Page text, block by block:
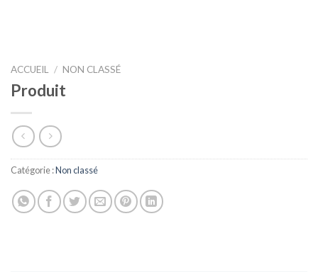
ACCUEIL / NON CLASSÉ
Produit
Catégorie :Non classé